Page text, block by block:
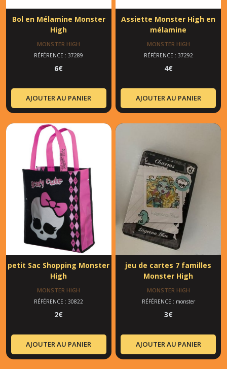
Bol en Mélamine Monster
High
MONSTER HIGH
RÉFÉRENCE : 37289
6€
AJOUTER AU PANIER
Assiette Monster High en
mélamine
MONSTER HIGH
RÉFÉRENCE : 37292
4€
AJOUTER AU PANIER
petit Sac Shopping Monster
High
MONSTER HIGH
RÉFÉRENCE : 30822
2€
AJOUTER AU PANIER
jeu de cartes 7 familles
Monster High
MONSTER HIGH
RÉFÉRENCE : monster
3€
AJOUTER AU PANIER